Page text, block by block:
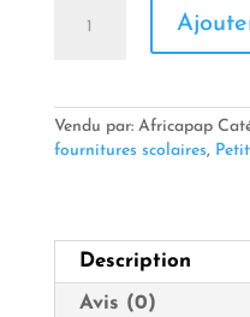
B/B
Vendu par: Africapap
fournitures scolaires,
Description
Avis (0)